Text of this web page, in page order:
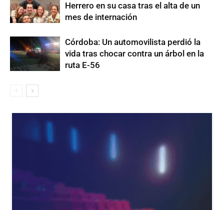
Herrero en su casa tras el alta de un
mes de internación
Córdoba: Un automovilista perdió la
vida tras chocar contra un árbol en la
ruta E-56